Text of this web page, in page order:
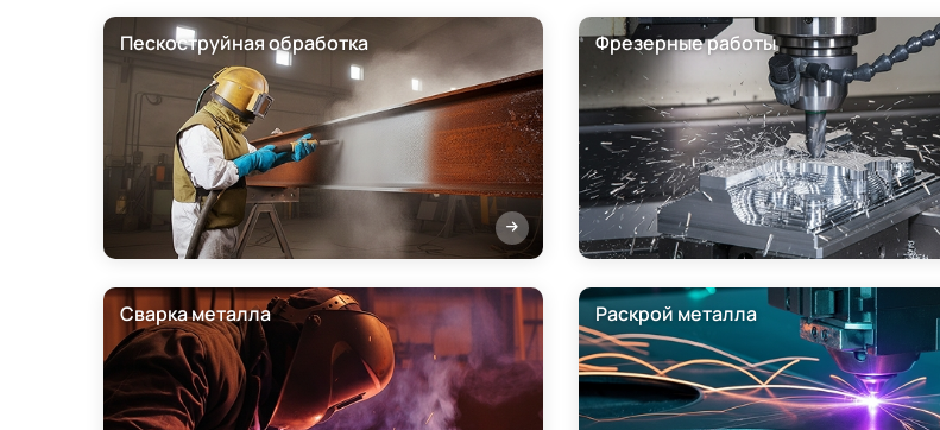
Пескоструйная обработка Фрезерные работы
Сварка металла Раскрой металла